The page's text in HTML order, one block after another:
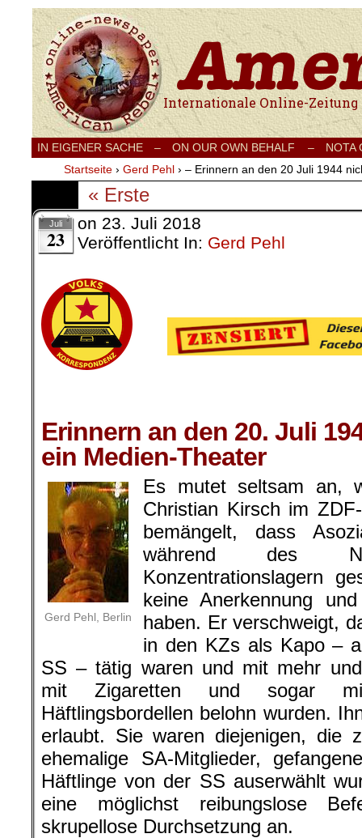
Internationale Onlinezeitung für Frieden,
IN EIGENER SACHE – ON OUR OWN BEHALF –
NOTA
Startseite › Gerd Pehl › – Erinnern an den 20 Juli 1944
« Erste
Juli
23
on 23. Juli 2018
Veröffentlicht In: Gerd Pehl
Erinnern an den 20. Juli
ein Medien-Theater
Gerd Pehl, Berlin
Es mutet seltsam an,
Christian Kirsch im
bemängelt, dass
während des
Konzentrationslagern
keine Anerkennung
haben. Er verschweigt,
in den KZs als Kapo –
SS – tätig waren und mit mehr
mit Zigaretten und sogar
Häftlingsbordellen belohn wurden.
erlaubt. Sie waren diejenigen, die
ehemalige SA-Mitglieder,
Häftlinge von der SS auserwählt
eine möglichst reibungslose
skrupellose Durchsetzung an.